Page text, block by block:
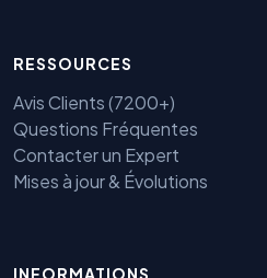
RESSOURCES
Avis Clients (7200+)
Questions Fréquentes
Contacter un Expert
Mises à jour & Évolutions
INFORMATIONS